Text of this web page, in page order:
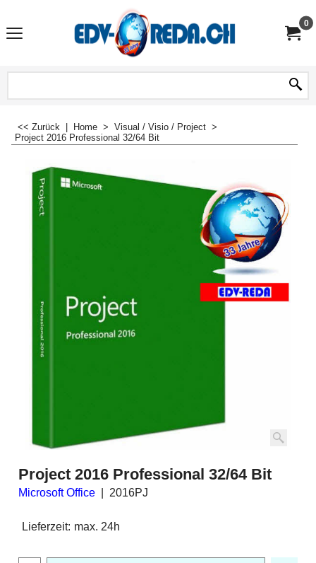
0
<< Zurück Home > Visual / Visio / Project >
Project 2016 Professional 32/64 Bit
Project 2016 Professional 32/64 Bit
Microsoft Office 2016PJ
Lieferzeit: max. 24h